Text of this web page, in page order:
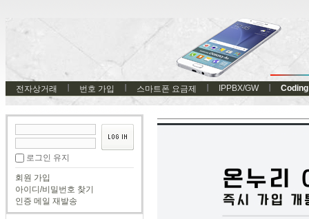
전자상거래 번호 가입 스마트폰 요금제 IPPBX/GW Coding
로그인 유지
회원 가입
아이디/비밀번호 찾기
인증 메일 재발송